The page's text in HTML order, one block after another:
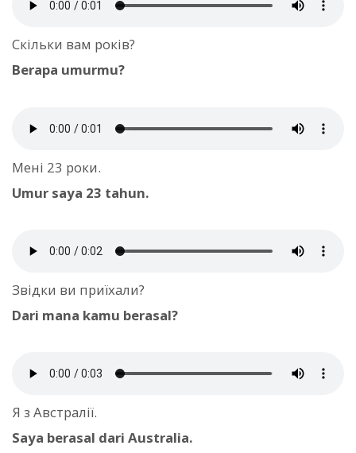
Скільки вам років?
Berapa umurmu?
Мені 23 роки.
Umur saya 23 tahun.
Звідки ви приїхали?
Dari mana kamu berasal?
Я з Австралії.
Saya berasal dari Australia.